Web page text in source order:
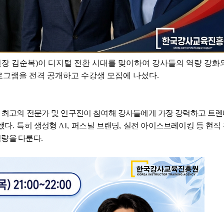
장 김순복)이 디지털 전환 시대를 맞이하여 강사들의 역량 강화
그램을 전격 공개하고 수강생 모집에 나섰다.
고의 전문가 및 연구진이 참여해 강사들에게 가장 강력하고 트
다. 특히 생성형 AI, 퍼스널 브랜딩, 실전 아이스브레이킹 등 현직
을 다룬다.